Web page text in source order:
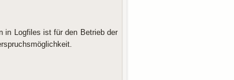
in Logfiles ist für den Betrieb der